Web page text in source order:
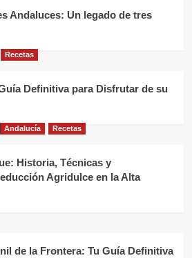
Andaluces: Un legado de tres
Recetas
Definitiva para Disfrutar de su
Andalucía Recetas
Historia, Técnicas y
Agridulce en la Alta
de la Frontera: Tu Guía Definitiva